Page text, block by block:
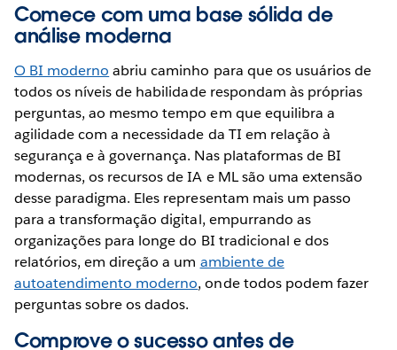
Comece com uma base sólida de
análise moderna
O BI moderno abriu caminho para que os usuários de
todos os níveis de habilidade respondam às próprias
perguntas, ao mesmo tempo em que equilibra a
agilidade com a necessidade da TI em relação à
segurança e à governança. Nas plataformas de BI
modernas, os recursos de IA e ML são uma extensão
desse paradigma. Eles representam mais um passo
para a transformação digital, empurrando as
organizações para longe do BI tradicional e dos
relatórios, em direção a um ambiente de
autoatendimento moderno, onde todos podem fazer
perguntas sobre os dados.
Comprove o sucesso antes de